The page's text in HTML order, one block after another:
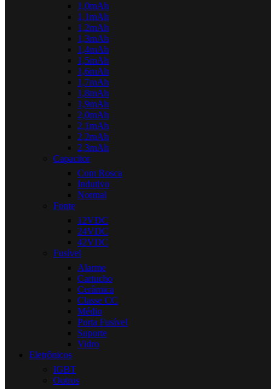
1,0mAh
1,1mAh
1,2mAh
1,3mAh
1,4mAh
1,5mAh
1,6mAh
1,7mAh
1,8mAh
1,9mAh
2,0mAh
2,1mAh
2,2mAh
2,3mAh
Capacitor
Com Rosca
Indutivo
Normal
Fonte
12VDC
24VDC
42VDC
Fusível
Alarme
Cartucho
Cerâmica
Classe CC
Médio
Porta Fusível
Suporte
Vidro
Eletrônicos
IGBT
Outros